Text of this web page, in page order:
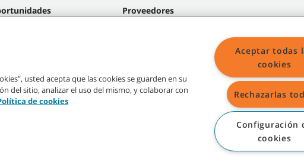
Proveedores
registradas y logos de Tennant son propiedad de Tennant Company y/o sus
usted acepta que las cookies se guarden en su
del sitio, analizar el uso del mismo, y colaborar con
de cookies
Aceptar todas
cookies
Rechazarlas
Configuración
cookies